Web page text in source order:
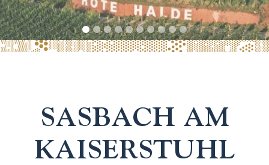
SASBACH AM
KAISERSTUHL